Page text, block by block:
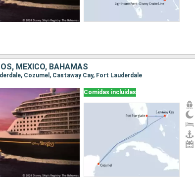
MÉXICO, BAHAMAS
Cozumel, Castaway Cay, Fort Lauderdale
Comidas incluidas